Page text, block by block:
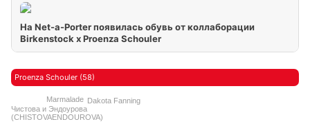
На Net-a-Porter появилась обувь от коллаборации
Birkenstock x Proenza Schouler
Proenza Schouler (58)
Чистова и Эндоурова
(CHISTOVAENDOUROVA)
Marmalade Dakota Fanning